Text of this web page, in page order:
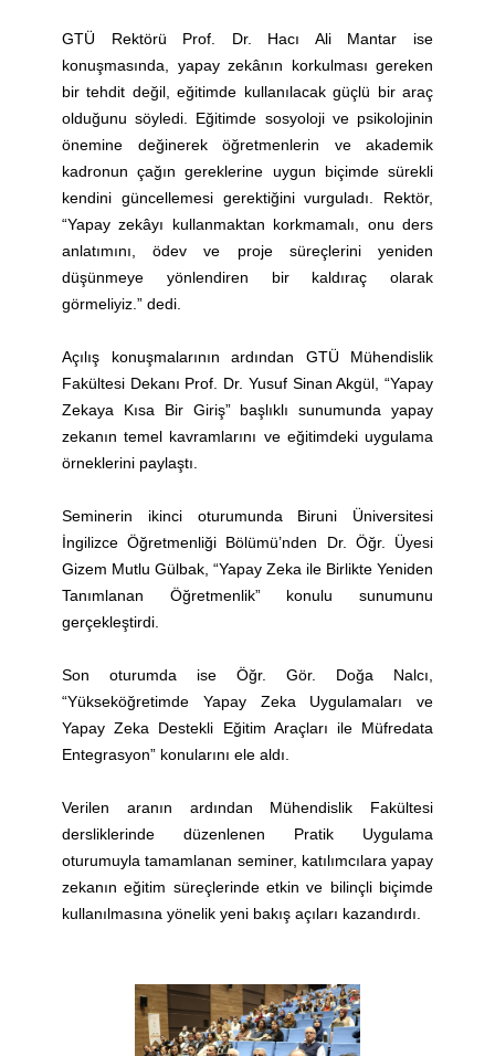
GTÜ Rektörü Prof. Dr. Hacı Ali Mantar ise
konuşmasında, yapay zekânın korkulması gereken
bir tehdit değil, eğitimde kullanılacak güçlü bir araç
olduğunu söyledi. Eğitimde sosyoloji ve psikolojinin
önemine değinerek öğretmenlerin ve akademik
kadronun çağın gereklerine uygun biçimde sürekli
kendini güncellemesi gerektiğini vurguladı. Rektör,
“Yapay zekâyı kullanmaktan korkmamalı, onu ders
anlatımını, ödev ve proje süreçlerini yeniden
düşünmeye yönlendiren bir kaldıraç olarak
görmeliyiz.” dedi.
Açılış konuşmalarının ardından GTÜ Mühendislik
Fakültesi Dekanı Prof. Dr. Yusuf Sinan Akgül, “Yapay
Zekaya Kısa Bir Giriş” başlıklı sunumunda yapay
zekanın temel kavramlarını ve eğitimdeki uygulama
örneklerini paylaştı.
Seminerin ikinci oturumunda Biruni Üniversitesi
İngilizce Öğretmenliği Bölümü’nden Dr. Öğr. Üyesi
Gizem Mutlu Gülbak, “Yapay Zeka ile Birlikte Yeniden
Tanımlanan Öğretmenlik” konulu sunumunu
gerçekleştirdi.
Son oturumda ise Öğr. Gör. Doğa Nalcı,
“Yükseköğretimde Yapay Zeka Uygulamaları ve
Yapay Zeka Destekli Eğitim Araçları ile Müfredata
Entegrasyon” konularını ele aldı.
Verilen aranın ardından Mühendislik Fakültesi
dersliklerinde düzenlenen Pratik Uygulama
oturumuyla tamamlanan seminer, katılımcılara yapay
zekanın eğitim süreçlerinde etkin ve bilinçli biçimde
kullanılmasına yönelik yeni bakış açıları kazandırdı.